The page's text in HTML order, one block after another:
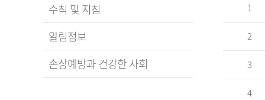
수칙 및 지침
알림정보
손상예방과 건강한 사회
1
2
3
4